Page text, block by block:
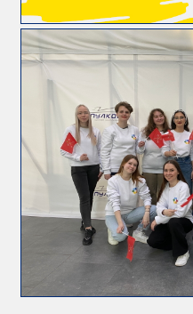
Научная
работа